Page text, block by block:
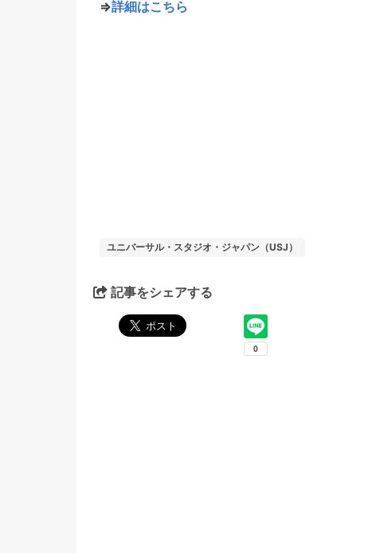
⇒詳細はこちら
ユニバーサル・スタジオ・ジャパン（USJ）
記事をシェアする